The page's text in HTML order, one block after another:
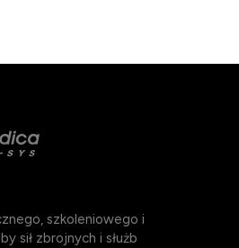
szkoleniowego i
sił zbrojnych i służb